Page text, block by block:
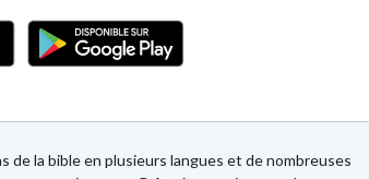
la bible en plusieurs langues et de nombreuses